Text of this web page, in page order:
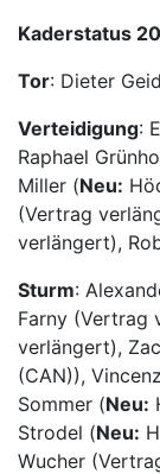
Kaderstatus
Tor: Dieter
Verteidigung:
Raphael
Miller (Neu:
(Vertrag
verlängert),
Sturm:
Farny (Vertrag
verlängert),
(CAN)),
Sommer (Neu:
Strodel (Neu:
Wucher